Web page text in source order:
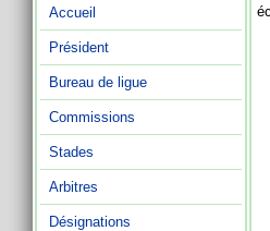
Accueil
Président
Bureau de ligue
Commissions
Stades
Arbitres
Désignations